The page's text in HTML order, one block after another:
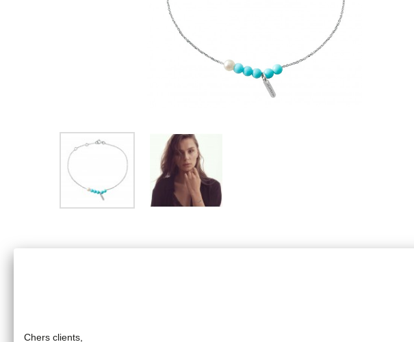
Chers clients,